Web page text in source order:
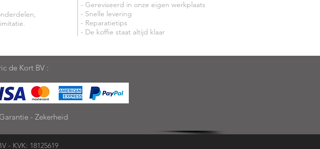
- Gereviseerd in onze eigen werkplaats
- Snelle levering
- Reparatietips
- De koffie staat altijd klaar
de Kort BV :
- Zekerheid
- KVK: 18125619